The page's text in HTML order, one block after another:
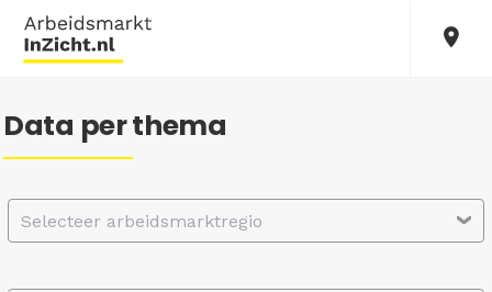
Data per thema
Selecteer arbeidsmarktregio